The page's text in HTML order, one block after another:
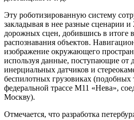
Эту роботизированную систему
закладывая в нее разные сценарии
дорожных сцен, добившись в итоге
распознавания объектов.
изображение окружающего
используя данные, поступающие от
инерциальных датчиков и
беспилотных грузовиках (подобных
федеральной трассе М11 «Нева»,
Москву).
Отмечается, что разработка